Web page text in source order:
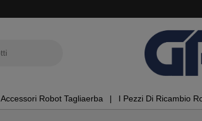
Accessori Robot Tagliaerba I Pezzi Di Ricambio